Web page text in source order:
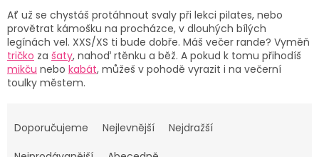
Ať už se chystáš protáhnout svaly při lekci pilates, nebo
provětrat kámošku na procházce, v dlouhých bílých
legínách vel. XXS/XS ti bude dobře. Máš večer rande? Vyměň
tričko za šaty, nahoď rtěnku a běž. A pokud k tomu přihodíš
mikču nebo kabát, můžeš v pohodě vyrazit i na večerní
toulky městem.
aDoporučujeme Nejlevnější
Nejdražší